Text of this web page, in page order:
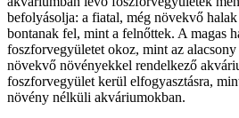
befolyásolja: a fiatal, még növekvő
bontanak fel, mint a felnőttek. A magas
foszforvegyületet okoz, mint az
növekvő növényekkel rendelkező
foszforvegyület kerül elfogyasztásra,
növény nélküli akváriumokban.